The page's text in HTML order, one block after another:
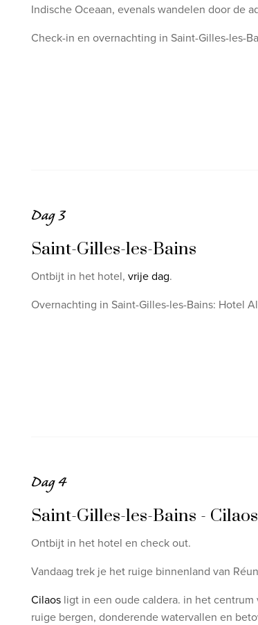
Indische Oceaan, evenals wandelen door de
Check-in en overnachting in Saint-Gilles-les-
Dag 3
Saint-Gilles-les-Bains
Ontbijt in het hotel, vrije dag.
Overnachting in Saint-Gilles-les-Bains: Hotel
Dag 4
Saint-Gilles-les-Bains - Cilaos
Ontbijt in het hotel en check out.
Vandaag trek je het ruige binnenland van
Cilaos ligt in een oude caldera. in het
ruige bergen, donderende watervallen en